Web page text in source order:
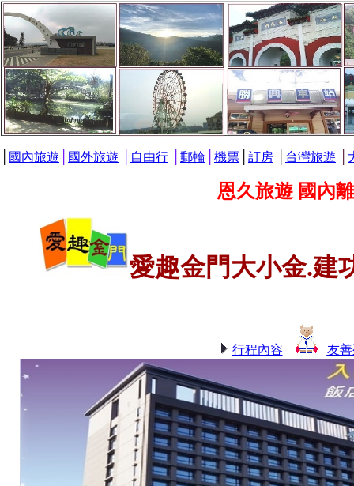
國內旅遊 國外旅遊 自由行 郵輪 機票 訂房 台灣旅遊
恩久旅遊 國內
愛趣金門大小金.建
行程內容 友